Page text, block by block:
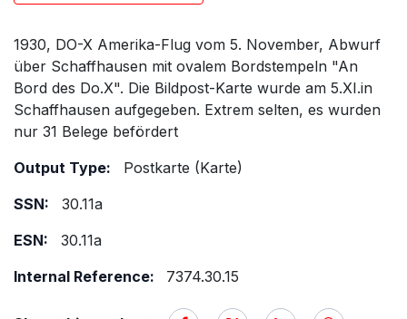
1930, DO-X Amerika-Flug vom 5. November, Abwurf
über Schaffhausen mit ovalem Bordstempeln "An
Bord des Do.X". Die Bildpost-Karte wurde am 5.XI.in
Schaffhausen aufgegeben. Extrem selten, es wurden
nur 31 Belege befördert
Output Type:
Postkarte (Karte)
SSN:
30.11a
ESN:
30.11a
Internal Reference:
7374.30.15